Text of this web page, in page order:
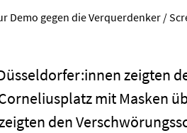
Demo gegen die Verquerdenker /
zeigten
mit Masken
den